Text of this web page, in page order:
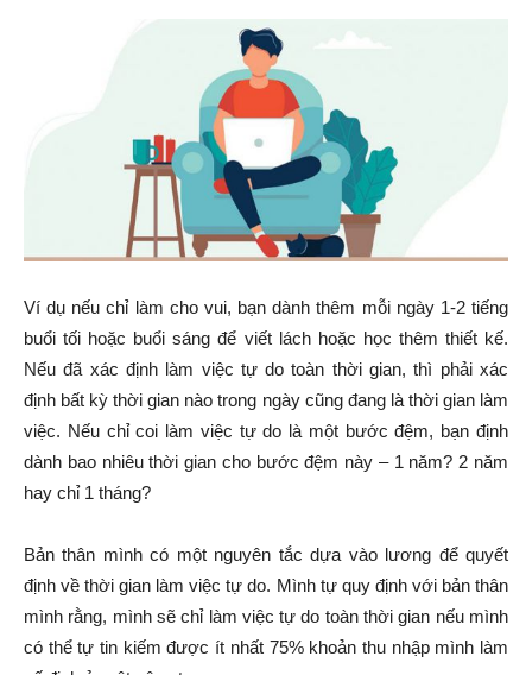
Ví dụ nếu chỉ làm cho vui, bạn dành thêm mỗi ngày 1-2 tiếng
buổi tối hoặc buổi sáng để viết lách hoặc học thêm thiết kế.
Nếu đã xác định làm việc tự do toàn thời gian, thì phải xác
định bất kỳ thời gian nào trong ngày cũng đang là thời gian làm
việc. Nếu chỉ coi làm việc tự do là một bước đệm, bạn định
dành bao nhiêu thời gian cho bước đệm này – 1 năm? 2 năm
hay chỉ 1 tháng?
Bản thân mình có một nguyên tắc dựa vào lương để quyết
định về thời gian làm việc tự do. Mình tự quy định với bản thân
mình rằng, mình sẽ chỉ làm việc tự do toàn thời gian nếu mình
có thể tự tin kiếm được ít nhất 75% khoản thu nhập mình làm